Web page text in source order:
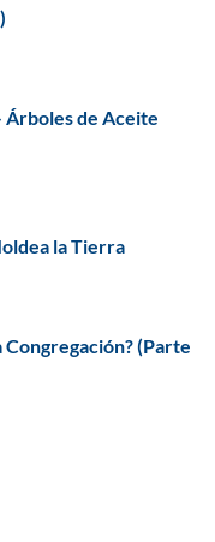
Árboles de Aceite
la Tierra
Congregación? (Parte